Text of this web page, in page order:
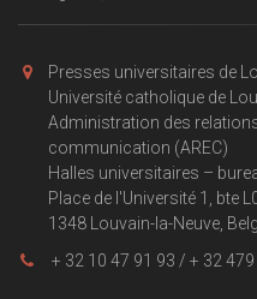
Presses universitaires de
Université catholique de
Administration des
communication (AREC)
Halles universitaires –
Place de l'Université 1, bte
1348 Louvain-la-Neuve,
+ 32 10 47 91 93 / + 32